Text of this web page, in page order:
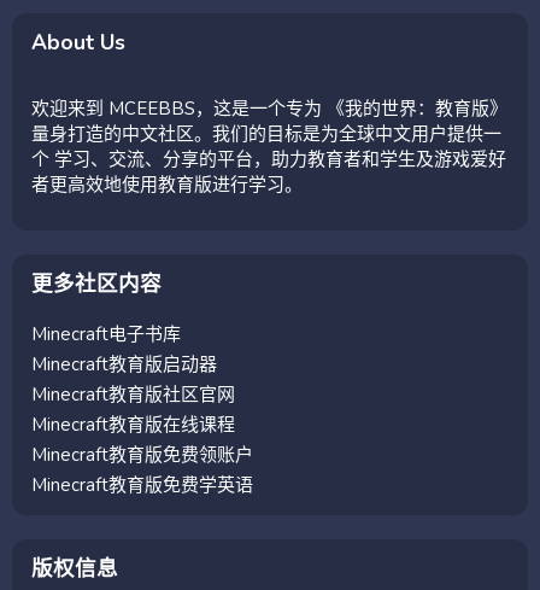
About Us
欢迎来到 MCEEBBS，这是一个专为 《我的世界：教育版》
量身打造的中文社区。我们的目标是为全球中文用户提供一
个 学习、交流、分享的平台，助力教育者和学生及游戏爱好
者更高效地使用教育版进行学习。
更多社区内容
Minecraft电子书库
Minecraft教育版启动器
Minecraft教育版社区官网
Minecraft教育版在线课程
Minecraft教育版免费领账户
Minecraft教育版免费学英语
版权信息